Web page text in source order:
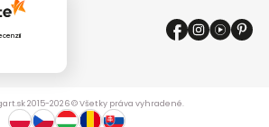
2015-2026 © Všetky práva vyhradené.